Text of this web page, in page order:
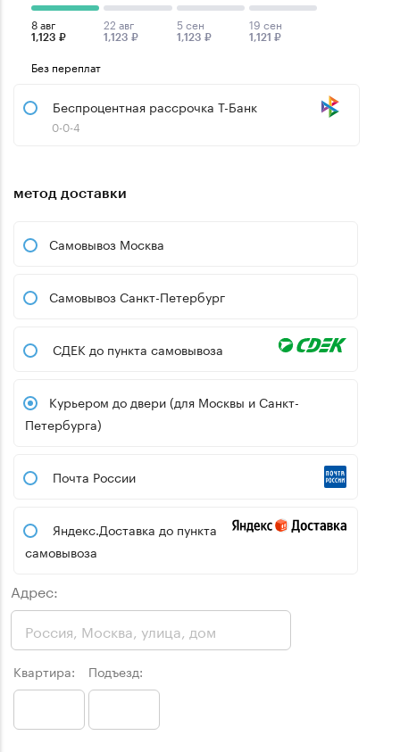
8 авг
1,123 ₽
22 авг
1,123 ₽
5 сен
1,123 ₽
19 сен
1,121 ₽
Без переплат
Беспроцентная рассрочка Т-Банк
0-0-4
метод доставки
Самовывоз Москва
Самовывоз Санкт-Петербург
СДЕК до пункта самовывоза
Курьером до двери (для Москвы и Санкт-
Петербурга)
Почта России
Яндекс.Доставка до пункта
самовывоза
Адрес:
Квартира: Подъезд: